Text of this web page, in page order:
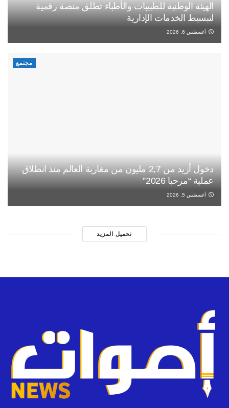
الهيئة الوطنية للطبيبات والأطباء تطلق منصة رقمية
لتبسيط الخدمات الإدارية
أغسطس 6, 2026
مجتمع
دخول أزيد من 2,7 مليون من مغاربة العالم منذ انطلاق
عملية “مرحبا 2026”
أغسطس 5, 2026
تحميل المزيد